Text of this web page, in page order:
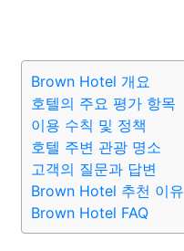
Brown Hotel 개요
호텔의 주요 평가 항목
이용 수칙 및 정책
호텔 주변 관광 명소
고객의 질문과 답변
Brown Hotel 추천 이유
Brown Hotel FAQ